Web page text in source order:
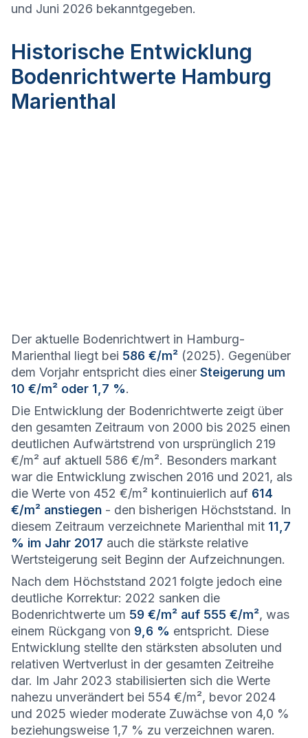
und Juni 2026 bekanntgegeben.
Historische Entwicklung
Bodenrichtwerte Hamburg
Marienthal
Der aktuelle Bodenrichtwert in Hamburg-
Marienthal liegt bei 586 €/m² (2025). Gegenüber
dem Vorjahr entspricht dies einer Steigerung um
10 €/m² oder 1,7 %.
Die Entwicklung der Bodenrichtwerte zeigt über
den gesamten Zeitraum von 2000 bis 2025 einen
deutlichen Aufwärtstrend von ursprünglich 219
€/m² auf aktuell 586 €/m². Besonders markant
war die Entwicklung zwischen 2016 und 2021, als
die Werte von 452 €/m² kontinuierlich auf 614
€/m² anstiegen - den bisherigen Höchststand. In
diesem Zeitraum verzeichnete Marienthal mit 11,7
% im Jahr 2017 auch die stärkste relative
Wertsteigerung seit Beginn der Aufzeichnungen.
Nach dem Höchststand 2021 folgte jedoch eine
deutliche Korrektur: 2022 sanken die
Bodenrichtwerte um 59 €/m² auf 555 €/m², was
einem Rückgang von 9,6 % entspricht. Diese
Entwicklung stellte den stärksten absoluten und
relativen Wertverlust in der gesamten Zeitreihe
dar. Im Jahr 2023 stabilisierten sich die Werte
nahezu unverändert bei 554 €/m², bevor 2024
und 2025 wieder moderate Zuwächse von 4,0 %
beziehungsweise 1,7 % zu verzeichnen waren.